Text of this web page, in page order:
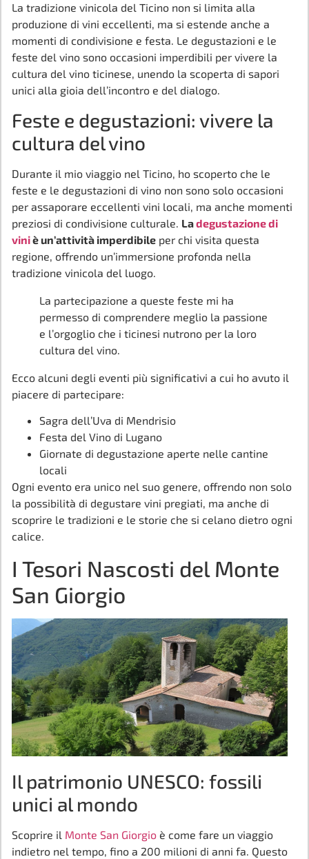
La tradizione vinicola del Ticino non si limita alla
produzione di vini eccellenti, ma si estende anche a
momenti di condivisione e festa. Le degustazioni e le
feste del vino sono occasioni imperdibili per vivere la
cultura del vino ticinese, unendo la scoperta di sapori
unici alla gioia dell’incontro e del dialogo.
Feste e degustazioni: vivere la
cultura del vino
Durante il mio viaggio nel Ticino, ho scoperto che le
feste e le degustazioni di vino non sono solo occasioni
per assaporare eccellenti vini locali, ma anche momenti
preziosi di condivisione culturale. Ladegustazione di
viniè un’attività imperdibile per chi visita questa
regione, offrendo un’immersione profonda nella
tradizione vinicola del luogo.
La partecipazione a queste feste mi ha
permesso di comprendere meglio la passione
e l’orgoglio che i ticinesi nutrono per la loro
cultura del vino.
Ecco alcuni degli eventi più significativi a cui ho avuto il
piacere di partecipare:
Sagra dell’Uva di Mendrisio
Festa del Vino di Lugano
Giornate di degustazione aperte nelle cantine
locali
Ogni evento era unico nel suo genere, offrendo non solo
la possibilità di degustare vini pregiati, ma anche di
scoprire le tradizioni e le storie che si celano dietro ogni
calice.
I Tesori Nascosti del Monte
San Giorgio
Il patrimonio UNESCO: fossili
unici al mondo
Scoprire il Monte San Giorgio è come fare un viaggio
indietro nel tempo, fino a 200 milioni di anni fa. Questo